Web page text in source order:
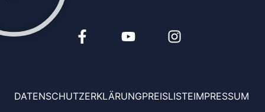
DATENSCHUTZERKLÄRUNGPREISLISTEIMPRESSUM